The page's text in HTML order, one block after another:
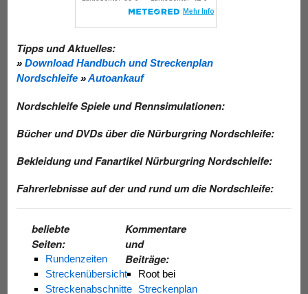
Tipps und Aktuelles:
» Download Handbuch und Streckenplan
Nordschleife »Autoankauf
Nordschleife Spiele und Rennsimulationen:
Bücher und DVDs über die Nürburgring Nordschleife:
Bekleidung und Fanartikel Nürburgring Nordschleife:
Fahrerlebnisse auf der und rund um die Nordschleife:
beliebte
Seiten:
Rundenzeiten
Streckenübersicht
Streckenabschnitte
Kommentare
und
Beiträge:
Root bei
Streckenplan